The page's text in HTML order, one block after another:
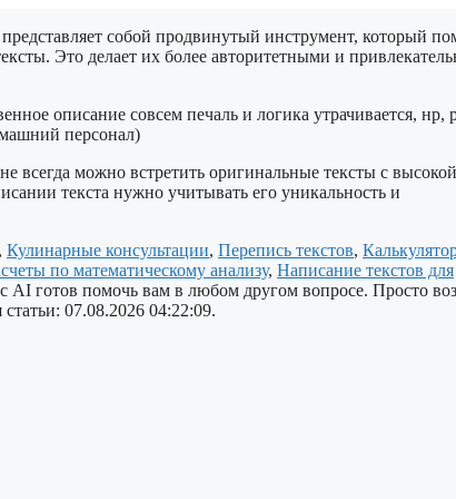
собой продвинутый инструмент, который
Это делает их более авторитетными и
описание совсем печаль и логика утрачивается, нр,
персонал)
всегда можно встретить оригинальные тексты с высокой
текста нужно учитывать его уникальность и
, Кулинарные консультации, Перепись текстов,
по математическому анализу, Написание текстов для
с AI готов помочь вам в любом другом вопросе. Просто
07.08.2026 04:22:09.